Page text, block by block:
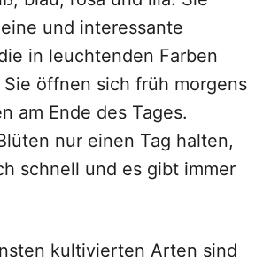
und interessante
in leuchtenden Farben
öffnen sich früh morgens
am Ende des Tages.
nur einen Tag halten,
schnell und es gibt immer
kultivierten Arten sind